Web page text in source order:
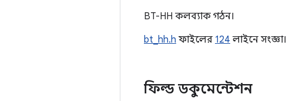
BT-HH কলব্যাক গঠন।
bt_hh.h ফাইলের 124 লাইনে সংজ্ঞা।
ফিল্ড ডকুমেন্টেশন